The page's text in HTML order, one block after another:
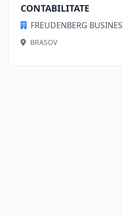
CONTABILITATE
FREUDENBERG
BRASOV